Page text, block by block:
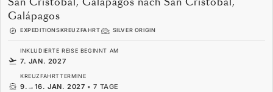
Galápagos
EXPEDITIONSKREUZFAHRT SILVER ORIGIN
INKLUDIERTE REISE BEGINNT AM
7. JAN. 2027
KREUZFAHRTTERMINE
9. → 16. JAN. 2027 •7 TAGE